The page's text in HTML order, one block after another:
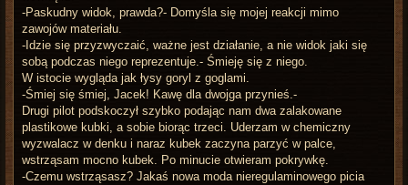
-Paskudny widok, prawda?- Domyśla się mojej reakcji mimo
zawojów materiału.
-Idzie się przyzwyczaić, ważne jest działanie, a nie widok jaki się
sobą podczas niego reprezentuje.- Śmieję się z niego.
W istocie wygląda jak łysy goryl z goglami.
-Śmiej się śmiej, Jacek! Kawę dla dwojga przynieś.-
Drugi pilot podskoczył szybko podając nam dwa zalakowane
plastikowe kubki, a sobie biorąc trzeci. Uderzam w chemiczny
wyzwalacz w denku i naraz kubek zaczyna parzyć w palce,
wstrząsam mocno kubek. Po minucie otwieram pokrywkę.
-Czemu wstrząsasz? Jakaś nowa moda nieregulaminowego picia